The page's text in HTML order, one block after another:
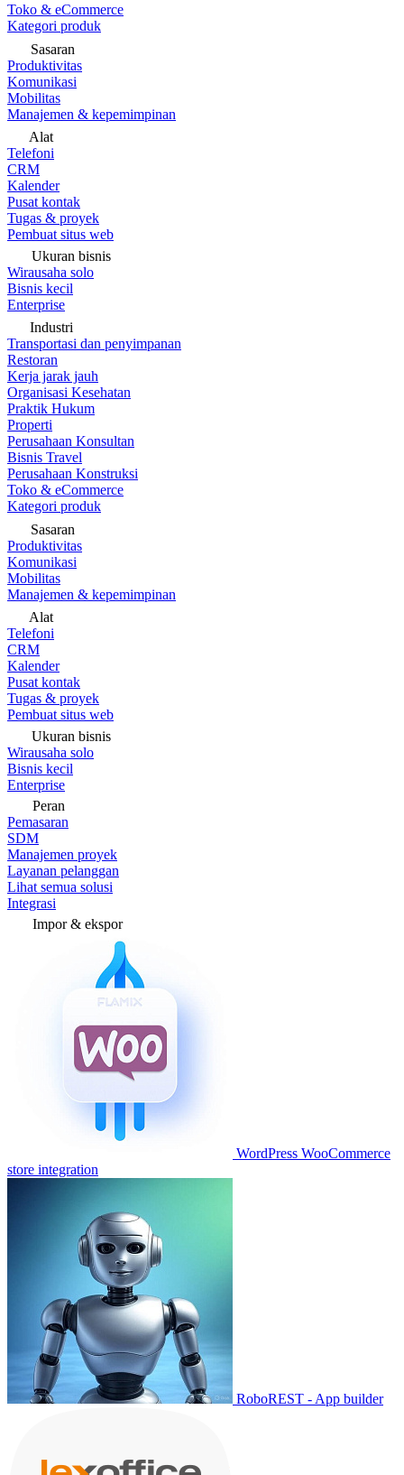
Toko & eCommerce
Kategori produk
Sasaran
Produktivitas
Komunikasi
Mobilitas
Manajemen & kepemimpinan
Alat
Telefoni
CRM
Kalender
Pusat kontak
Tugas & proyek
Pembuat situs web
Ukuran bisnis
Wirausaha solo
Bisnis kecil
Enterprise
Industri
Transportasi dan penyimpanan
Restoran
Kerja jarak jauh
Organisasi Kesehatan
Praktik Hukum
Properti
Perusahaan Konsultan
Bisnis Travel
Perusahaan Konstruksi
Toko & eCommerce
Kategori produk
Sasaran
Produktivitas
Komunikasi
Mobilitas
Manajemen & kepemimpinan
Alat
Telefoni
CRM
Kalender
Pusat kontak
Tugas & proyek
Pembuat situs web
Ukuran bisnis
Wirausaha solo
Bisnis kecil
Enterprise
Peran
Pemasaran
SDM
Manajemen proyek
Layanan pelanggan
Lihat semua solusi
Integrasi
Impor & ekspor
WordPress WooCommerce
store integration
RoboREST - App builder